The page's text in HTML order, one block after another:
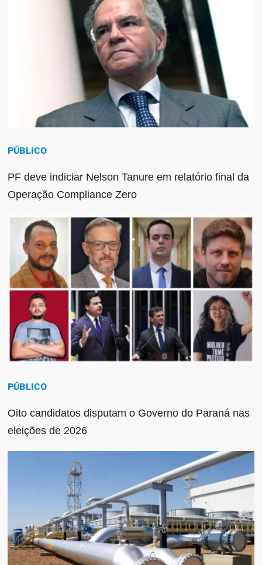
PÚBLICO
PF deve indiciar Nelson Tanure em relatório final da
Operação Compliance Zero
PÚBLICO
Oito candidatos disputam o Governo do Paraná nas
eleições de 2026